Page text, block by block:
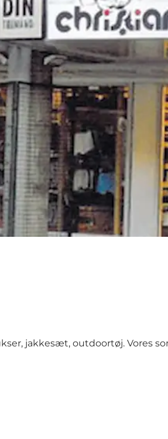
jakkesæt, outdoortøj. Vores